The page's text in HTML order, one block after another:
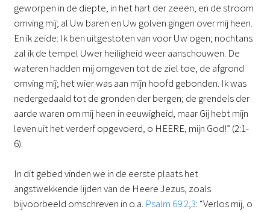
geworpen in de diepte, in het hart der zeeën, en de stroom
omving mij; al Uw baren en Uw golven gingen over mij heen.
En ik zeide: Ik ben uitgestoten van voor Uw ogen; nochtans
zal ik de tempel Uwer heiligheid weer aanschouwen. De
wateren hadden mij omgeven tot de ziel toe, de afgrond
omving mij; het wier was aan mijn hoofd gebonden. Ik was
nedergedaald tot de gronden der bergen; de grendels der
aarde waren om mij heen in eeuwigheid, maar Gij hebt mijn
leven uit het verderf opgevoerd, o HEERE, mijn God!” (2:1-
6).
In dit gebed vinden we in de eerste plaats het
angstwekkende lijden van de Heere Jezus, zoals
bijvoorbeeld omschreven in o.a. Psalm 69:2,3: “Verlos mij, o